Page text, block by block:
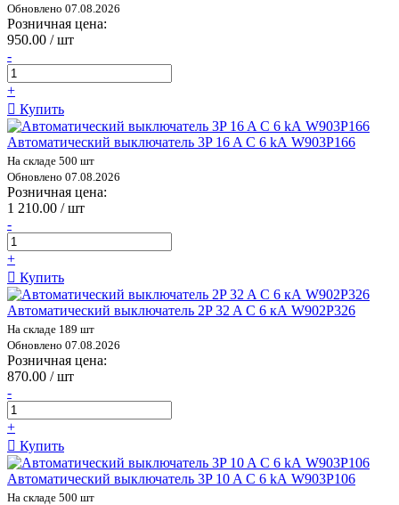
Обновлено 07.08.2026
Розничная цена:
950.00 / шт
-
+
Купить
Автоматический выключатель 3P 16 A C 6 kА W903P166
На складе 500 шт
Обновлено 07.08.2026
Розничная цена:
1 210.00 / шт
-
+
Купить
Автоматический выключатель 2P 32 A C 6 кА W902P326
На складе 189 шт
Обновлено 07.08.2026
Розничная цена:
870.00 / шт
-
+
Купить
Автоматический выключатель 3P 10 A C 6 kА W903P106
На складе 500 шт